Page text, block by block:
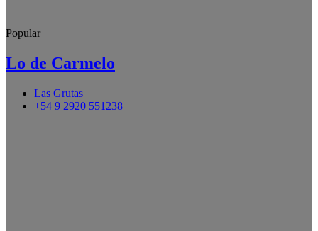
Popular
Lo de Carmelo
Las Grutas
+54 9 2920 551238